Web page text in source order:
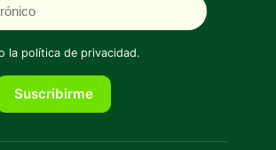
la política de privacidad.
Suscribirme